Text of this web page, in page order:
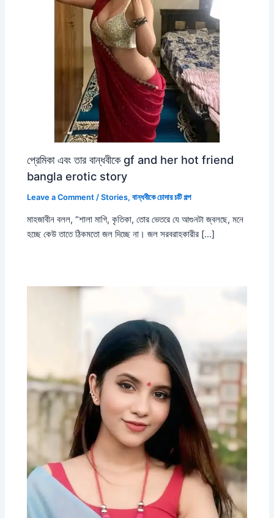
প্রেমিকা এবং তার বান্ধবীকে gf and her hot friend
bangla erotic story
Leave a Comment /Stories,বান্ধবীকে চোদার চটি গল্প
মাহজাবীন বলল, “শালা মাগি, কৃতিকা, তোর ভেতরে যে আগুনটা জ্বলছে, মনে
হচ্ছে কেউ তাতে ঠিকমতো জল দিচ্ছে না। জল সরবরাহকারীর […]